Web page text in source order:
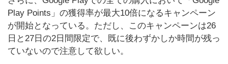
Play Points」の獲得率が最大10倍になるキャンペーン
が開始となっている。ただし、このキャンペーンは26
日と27日の2日間限定で、既に後わずかしか時間が残っ
ていないので注意して欲しい。